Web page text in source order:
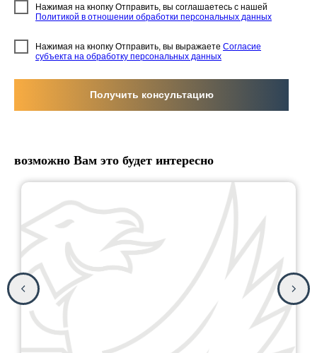
Нажимая на кнопку Отправить, вы соглашаетесь с нашей
Политикой в отношении обработки персональных данных
Нажимая на кнопку Отправить, вы выражаете Согласие
субъекта на обработку персональных данных
Получить консультацию
возможно Вам это будет интересно